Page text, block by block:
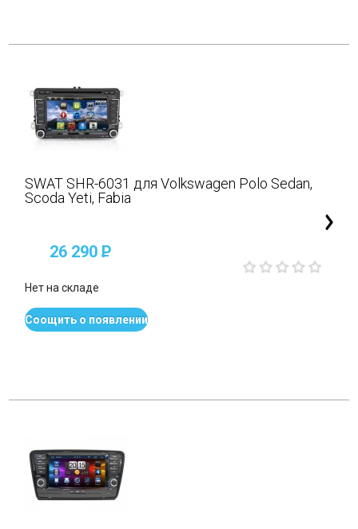
SWAT SHR-6031 для Volkswagen Polo Sedan,
Scoda Yeti, Fabia
26 290 P
Нет на складе
Соощить о появлении